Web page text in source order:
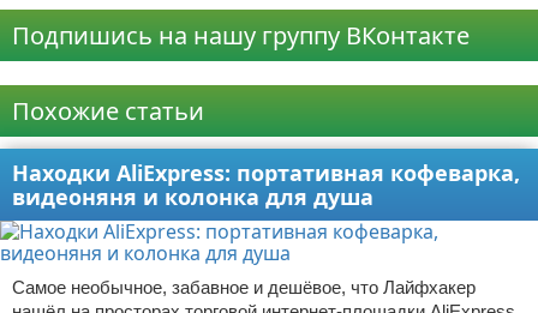
Подпишись на нашу группу ВКонтакте
Похожие статьи
Находки AliExpress: портативная кофеварка,
видеоняня и колонка для душа
Самое необычное, забавное и дешёвое, что Лайфхакер